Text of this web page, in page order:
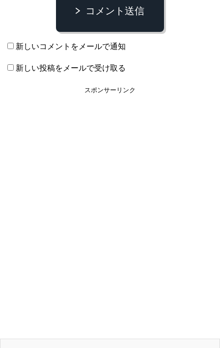
コメント送信
新しいコメントをメールで通知
新しい投稿をメールで受け取る
スポンサーリンク